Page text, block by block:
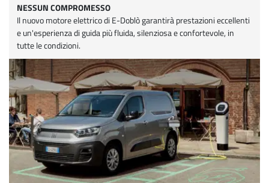
NESSUN COMPROMESSO
Il nuovo motore elettrico di E-Doblò garantirà prestazioni eccellenti
e un'esperienza di guida più fluida, silenziosa e confortevole, in
tutte le condizioni.